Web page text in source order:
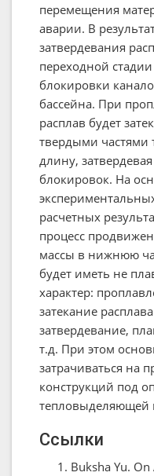
перемещения
аварии. В
затвердевания
переходной
блокировки
бассейна. При
расплав будет
твердыми частями
длину,
блокировок. На
расчетных
процесс
массы в нижнюю
будет иметь не
характер:
затекание
затвердевание,
т.д. При этом
затрачиваться на
конструкций под
тепловыделяющей
Ссылки
Buksha Yu.